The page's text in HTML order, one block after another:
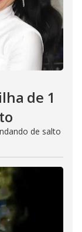
de 1
de salto